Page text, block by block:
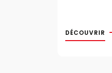
DÉCOUVRIR